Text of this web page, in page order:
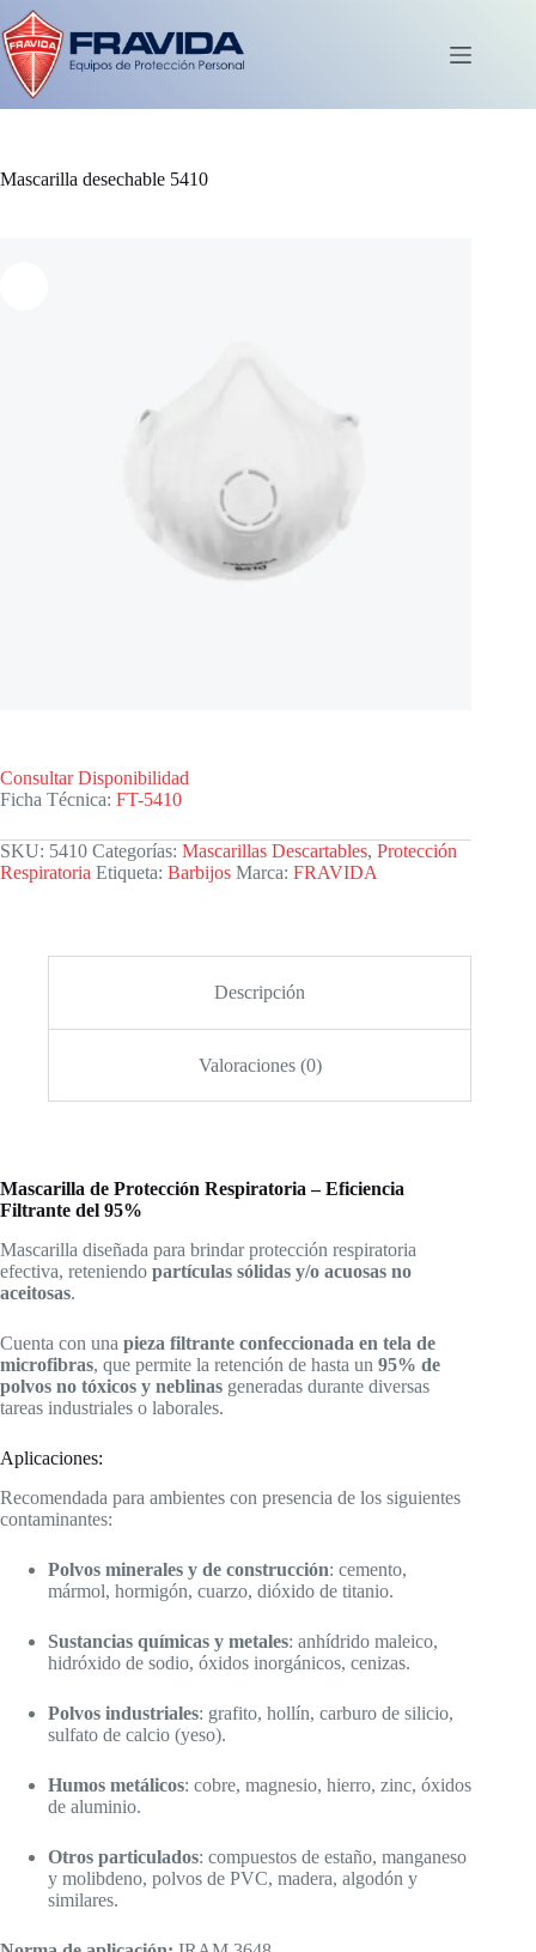
Saltar
al
contenido
Carro
compra
Mascarilla desechable 5410
Consultar Disponibilidad
Ficha Técnica: FT-5410
SKU: 5410 Categorías: Mascarillas Descartables, Protección
Respiratoria Etiqueta: Barbijos Marca: FRAVIDA
Descripción
Valoraciones (0)
Mascarilla de Protección Respiratoria – Eficiencia
Filtrante del 95%
Mascarilla diseñada para brindar protección respiratoria
efectiva, reteniendo partículas sólidas y/o acuosas no
aceitosas.
Cuenta con una pieza filtrante confeccionada en tela de
microfibras, que permite la retención de hasta un 95% de
polvos no tóxicos y neblinas generadas durante diversas
tareas industriales o laborales.
Aplicaciones:
Recomendada para ambientes con presencia de los siguientes
contaminantes:
Polvos minerales y de construcción: cemento,
mármol, hormigón, cuarzo, dióxido de titanio.
Sustancias químicas y metales: anhídrido maleico,
hidróxido de sodio, óxidos inorgánicos, cenizas.
Polvos industriales: grafito, hollín, carburo de silicio,
sulfato de calcio (yeso).
Humos metálicos: cobre, magnesio, hierro, zinc, óxidos
de aluminio.
Otros particulados: compuestos de estaño, manganeso
y molibdeno, polvos de PVC, madera, algodón y
similares.